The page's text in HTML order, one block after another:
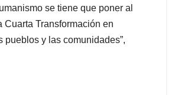
se tiene que poner al
Cuarta Transformación en
pueblos y las comunidades”,